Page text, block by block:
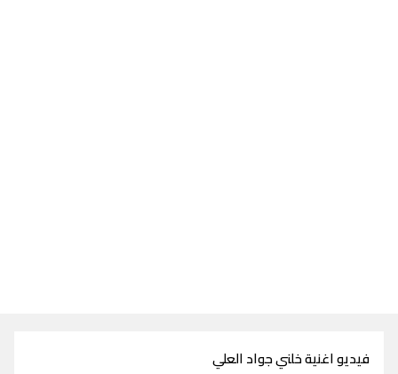
فيديو اغنية خلني جواد العلي